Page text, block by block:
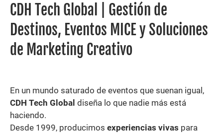
CDH Tech Global | Gestión de
Destinos, Eventos MICE y Soluciones
de Marketing Creativo
En un mundo saturado de eventos que suenan igual,
CDH Tech Global diseña lo que nadie más está
haciendo.
Desde 1999, producimos experiencias vivas para